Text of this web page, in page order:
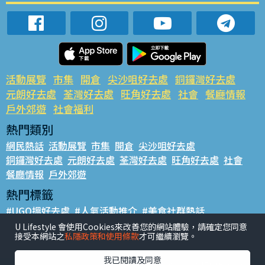
活動展覽 市集 開倉 尖沙咀好去處 銅鑼灣好去處
元朗好去處 荃灣好去處 旺角好去處 社會 餐廳情報
戶外郊遊 社會福利
熱門類別
網民熱話 活動展覽 市集 開倉 尖沙咀好去處
銅鑼灣好去處 元朗好去處 荃灣好去處 旺角好去處 社會
餐廳情報 戶外郊遊
熱門標籤
#UGO搵好去處 #人氣活動推介 #美食社群熱話
#親子玩樂好去處 #ULifestyle應用程式 #限時搶
#UJetso禮物放送 #ULifestyle商戶中心 #著數
U Lifestyle 會使用Cookies來改善您的網站體驗，請確定您同意
接受本網站之私隱政策和使用條款才可繼續瀏覽。
我已閱讀及同意